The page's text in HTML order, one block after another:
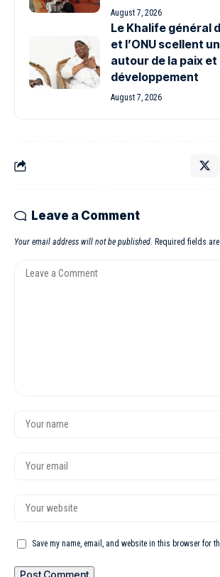
August 7, 2026
Le Khalife général
et l’ONU scellent
autour de la paix et
développement
August 7, 2026
Leave a Comment
Your email address will not be published. Required fields
Save my name, email, and website in this browser for